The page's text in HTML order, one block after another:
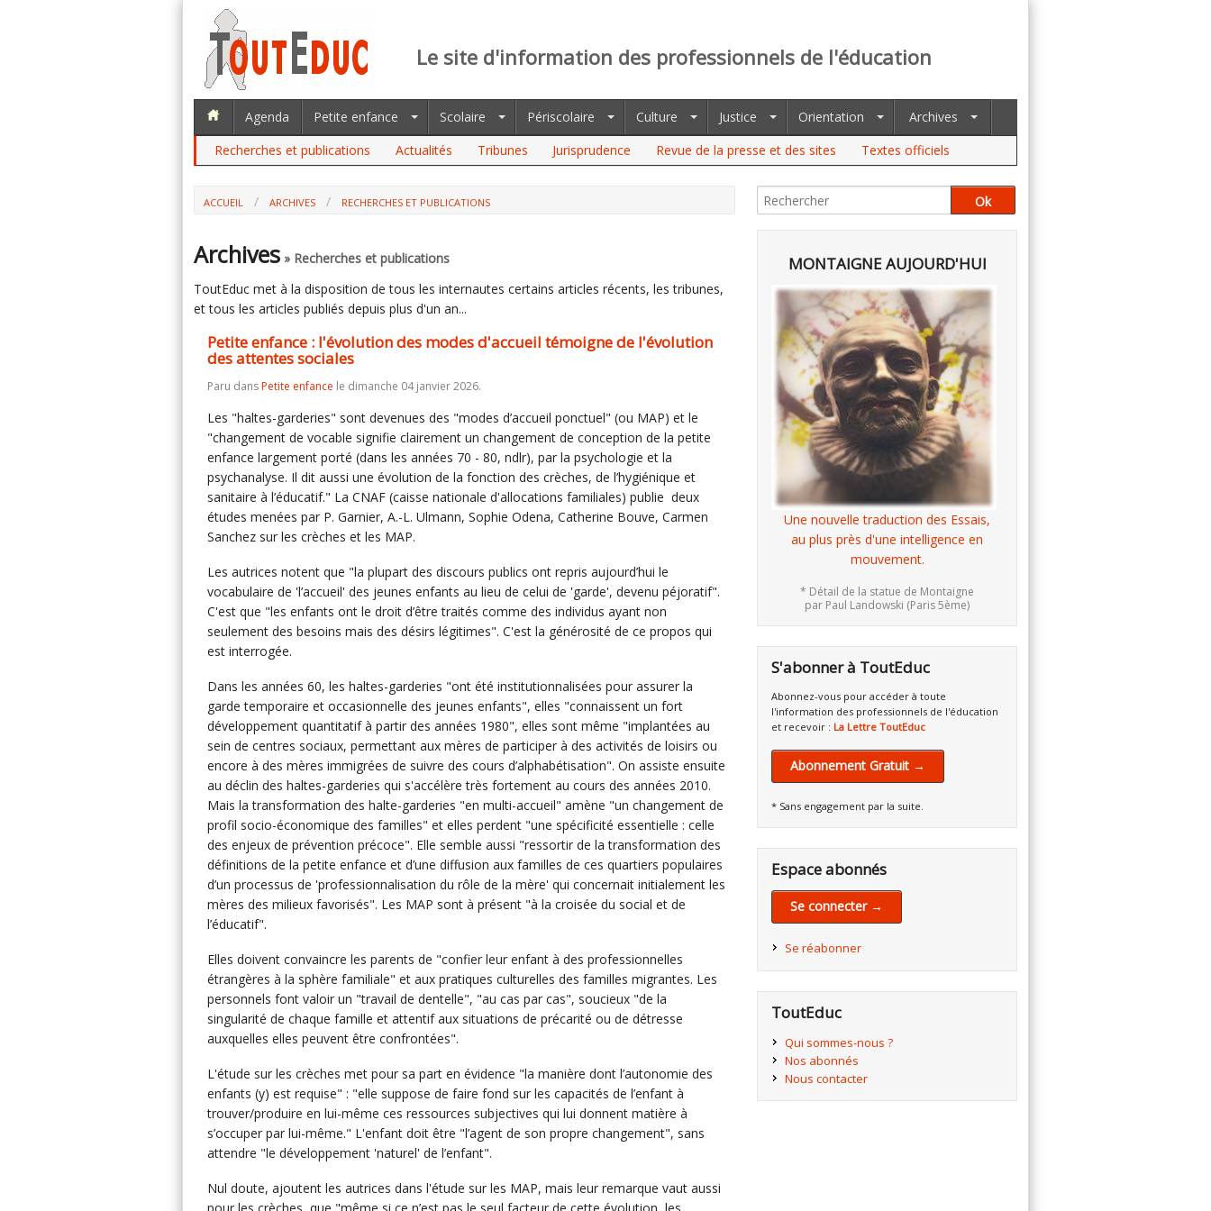
Le site d'information des professionnels de l'éducation
Agenda Petite enfance Scolaire Périscolaire Culture Justice Orientation
Archives
Recherches et publications
Actualités Tribunes Jurisprudence Revue de la presse et des sites Textes officiels
ACCUEIL ARCHIVES
RECHERCHES ET PUBLICATIONS
SOCIALES
Archives » Recherches et publications
ToutEduc met à la disposition de tous les internautes certains articles récents, les tribunes,
et tous les articles publiés depuis plus d'un an...
Petite enfance : l'évolution des modes d'accueil témoigne de l'évolution
des attentes sociales
Paru dansPetite enfance le dimanche 04 janvier 2026.
Les "haltes-garderies" sont devenues des "modes d’accueil ponctuel" (ou MAP) et le
"changement de vocable signifie clairement un changement de conception de la petite
enfance largement porté (dans les années 70 - 80, ndlr), par la psychologie et la
psychanalyse. Il dit aussi une évolution de la fonction des crèches, de l’hygiénique et
sanitaire à l’éducatif." La CNAF (caisse nationale d'allocations familiales) publie deux
études menées par P. Garnier, A.-L. Ulmann, Sophie Odena, Catherine Bouve, Carmen
Sanchez sur les crèches et les MAP.
Les autrices notent que "la plupart des discours publics ont repris aujourd’hui le
vocabulaire de 'l’accueil' des jeunes enfants au lieu de celui de 'garde', devenu péjoratif".
C'est que "les enfants ont le droit d’être traités comme des individus ayant non
seulement des besoins mais des désirs légitimes". C'est la générosité de ce propos qui
est interrogée.
Dans les années 60, les haltes-garderies "ont été institutionnalisées pour assurer la
garde temporaire et occasionnelle des jeunes enfants", elles "connaissent un fort
développement quantitatif à partir des années 1980", elles sont même "implantées au
sein de centres sociaux, permettant aux mères de participer à des activités de loisirs ou
encore à des mères immigrées de suivre des cours d’alphabétisation". On assiste ensuite
au déclin des haltes-garderies qui s'accélère très fortement au cours des années 2010.
Mais la transformation des halte-garderies "en multi-accueil" amène "un changement de
profil socio-économique des familles" et elles perdent "une spécificité essentielle : celle
des enjeux de prévention précoce". Elle semble aussi "ressortir de la transformation des
définitions de la petite enfance et d’une diffusion aux familles de ces quartiers populaires
d’un processus de 'professionnalisation du rôle de la mère' qui concernait initialement les
mères des milieux favorisés". Les MAP sont à présent "à la croisée du social et de
l’éducatif".
Elles doivent convaincre les parents de "confier leur enfant à des professionnelles
étrangères à la sphère familiale" et aux pratiques culturelles des familles migrantes. Les
personnels font valoir un "travail de dentelle", "au cas par cas", soucieux "de la
singularité de chaque famille et attentif aux situations de précarité ou de détresse
auxquelles elles peuvent être confrontées".
L'étude sur les crèches met pour sa part en évidence "la manière dont l’autonomie des
enfants (y) est requise" : "elle suppose de faire fond sur les capacités de l’enfant à
trouver/produire en lui-même ces ressources subjectives qui lui donnent matière à
s’occuper par lui-même." L'enfant doit être "l’agent de son propre changement", sans
attendre "le développement 'naturel' de l’enfant".
Nul doute, ajoutent les autrices dans l'étude sur les MAP, mais leur remarque vaut aussi
MONTAIGNE AUJOURD'HUI
Une nouvelle traduction des Essais,
au plus près d'une intelligence en
mouvement.
* Détail de la statue de Montaigne
par Paul Landowski (Paris 5ème)
S'abonner à ToutEduc
Abonnez-vous pour accéder à toute
l'information des professionnels de l'éducation
et recevoir : La Lettre ToutEduc
Abonnement Gratuit →
* Sans engagement par la suite.
Espace abonnés
Se connecter →
Se réabonner
ToutEduc
Qui sommes-nous ?
Nos abonnés
Nous contacter